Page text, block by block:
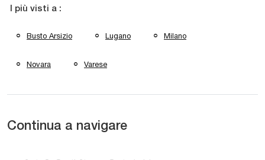
I più visti a :
Busto Arsizio Lugano Milano
Novara Varese
Continua a navigare